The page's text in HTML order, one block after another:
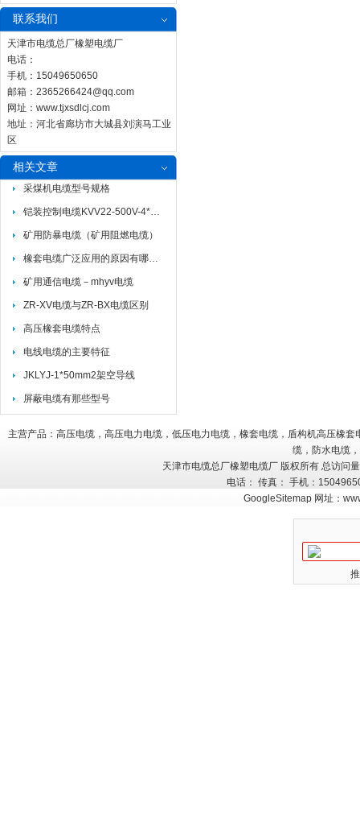
联系我们
天津市电缆总厂橡塑电缆厂
电话：
手机：15049650650
邮箱： 2365266424@qq.com
网址： www.tjxsdlcj.com
地址：河北省廊坊市大城县刘演马工业
区
相关文章
采煤机电缆型号规格
铠装控制电缆KVV22-500V-4*2.5mm2
矿用防暴电缆（矿用阻燃电缆）
橡套电缆广泛应用的原因有哪些？
矿用通信电缆－mhyv电缆
ZR-XV电缆与ZR-BX电缆区别
高压橡套电缆特点
电线电缆的主要特征
JKLYJ-1*50mm2架空导线
屏蔽电缆有那些型号
主营产品：高压电缆，高压电力电缆，低压电力电缆，橡套电缆，盾构机高压橡
缆，防水电缆
天津市电缆总厂橡塑电缆厂 版权所有 总访问
电话： 传真： 手机：
GoogleSitemap 网址：